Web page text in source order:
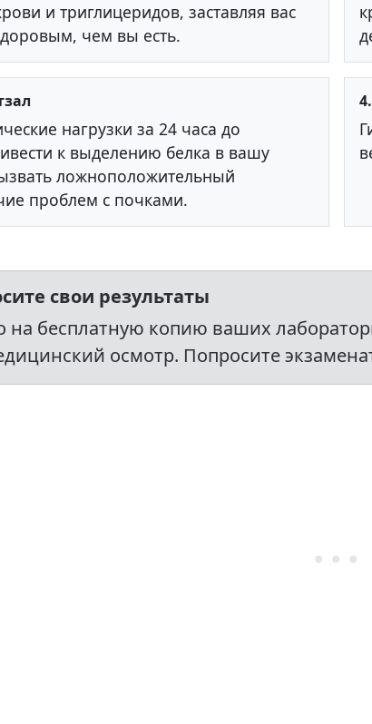
и триглицеридов, заставляя вас
чем вы есть.
нагрузки за 24 часа до
к выделению белка в вашу
ложноположительный
проблем с почками.
свои результаты
на бесплатную копию ваших
осмотр. Попросите